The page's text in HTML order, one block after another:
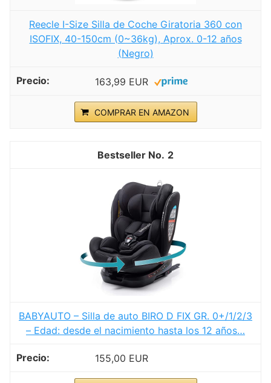
Reecle I-Size Silla de Coche Giratoria 360 con
ISOFIX, 40-150cm (0~36kg), Aprox. 0-12 años
(Negro)
163,99 EUR
COMPRAR EN AMAZON
2
BABYAUTO – Silla de auto BIRO D FIX GR. 0+/1/2/3
– Edad: desde el nacimiento hasta los 12 años…
155,00 EUR